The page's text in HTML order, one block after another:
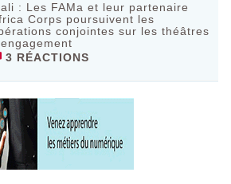
: Les FAMa et leur partenaire
Corps poursuivent les
conjointes sur les théâtres
3 RÉACTIONS